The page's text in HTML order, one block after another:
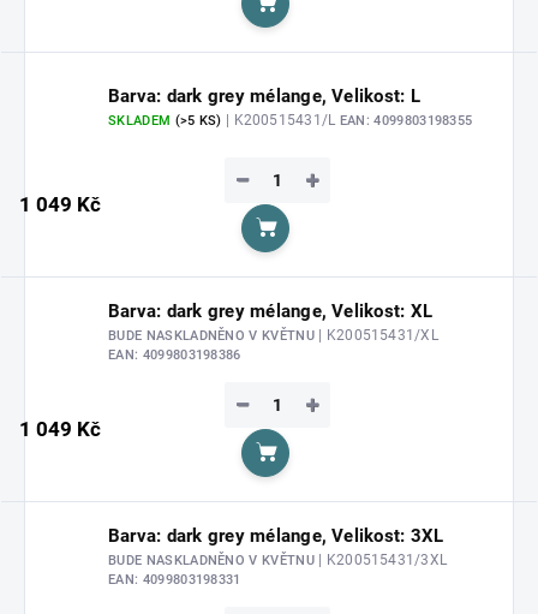
Do košíku
Barva: dark grey mélange, Velikost: L
SKLADEM (>5 KS) | K200515431/L EAN: 4099803198355
1 049 Kč
+
−
Do košíku
Barva: dark grey mélange, Velikost: XL
BUDE NASKLADNĚNO V KVĚTNU | K200515431/XL
EAN: 4099803198386
1 049 Kč
+
−
Do košíku
Barva: dark grey mélange, Velikost: 3XL
BUDE NASKLADNĚNO V KVĚTNU | K200515431/3XL
EAN: 4099803198331